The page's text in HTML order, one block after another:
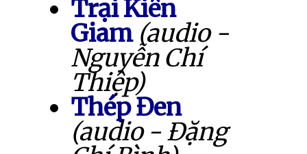
Trại Kiên
Giam (audio -
Nguyễn Chí
Thiệp)
Thép Đen
(audio - Đặng